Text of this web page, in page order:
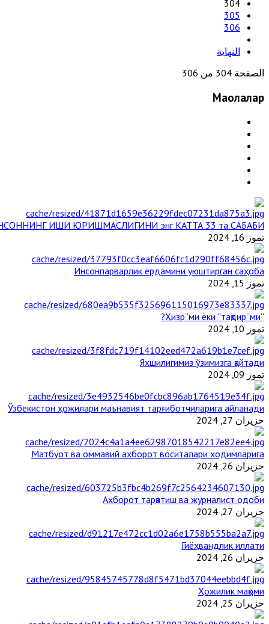
304
305
306
النهاية
الصفحة 304 من 306
Мақолалар
ИШИ ЮРИШМАСЛИГИНИ энг КАТТА 33 та САБАБИ
تموز 16, 2024
Инсонпарварлик ёрдамини уюштирган саҳоба
تموز 15, 2024
“Ҳизр”ми ёки “тақдир”ми?
تموز 10, 2024
Яхшилигимиз ўзимизга қайтади
تموز 09, 2024
Ўзбекистон ҳожилари маънавият тарғиботчиларига айланади
حزيران 27, 2024
Матбуот ва оммавий ахборот воситалари ходимларига
حزيران 26, 2024
Ахборот тарқатиш ва журналист одоби
حزيران 27, 2024
Гиёҳвандлик иллати
حزيران 26, 2024
Ҳожилик мақоми
حزيران 25, 2024